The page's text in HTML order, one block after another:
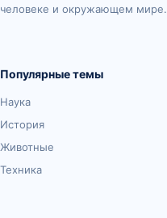
человеке и окружающем мире.
Популярные темы
Наука
История
Животные
Техника